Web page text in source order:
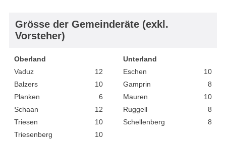
Grösse der Gemeinderäte (exkl.
Vorsteher)
Oberland
Vaduz
Balzers
Planken
Schaan
Triesen
Triesenberg
12
10
6
12
10
10
Unterland
Eschen
Gamprin
Mauren
Ruggell
Schellenberg
10
8
10
8
8